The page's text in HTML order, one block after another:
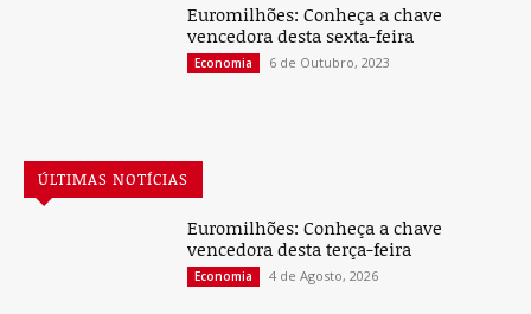
Euromilhões: Conheça a chave
vencedora desta sexta-feira
Economia 6 de Outubro, 2023
ÚLTIMAS NOTÍCIAS
Euromilhões: Conheça a chave
vencedora desta terça-feira
Economia 4 de Agosto, 2026